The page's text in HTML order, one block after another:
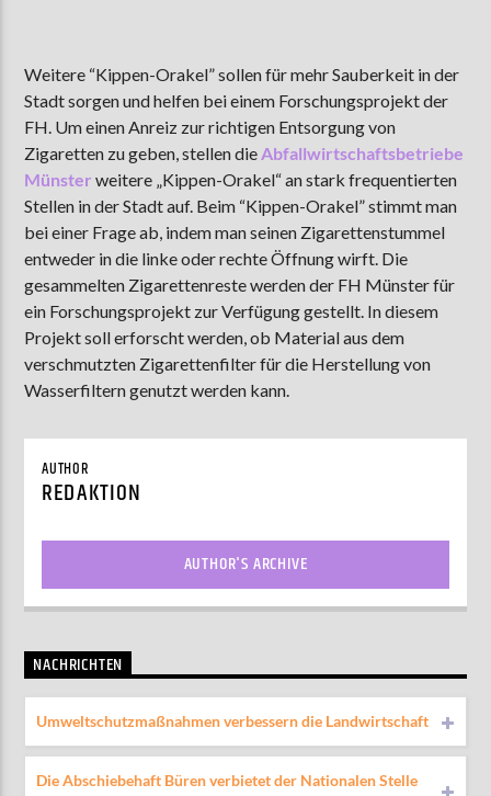
EIN GANZES LEBEN
ECKSTEIN
AKTUELLE SENDUNG
MOEBIUS
12:00 18:00
ZU HÖREN INMünster90,9 MHzSteinfurt103,9 MHz
Weitere “Kippen-Orakel” sollen für mehr Sauberkeit in der
Stadt sorgen und helfen bei einem Forschungsprojekt der
FH. Um einen Anreiz zur richtigen Entsorgung von
Zigaretten zu geben, stellen dieAbfallwirtschaftsbetriebe
Münster weitere „Kippen-Orakel“ an stark frequentierten
Stellen in der Stadt auf. Beim “Kippen-Orakel” stimmt man
bei einer Frage ab, indem man seinen Zigarettenstummel
entweder in die linke oder rechte Öffnung wirft. Die
gesammelten Zigarettenreste werden der FH Münster für
ein Forschungsprojekt zur Verfügung gestellt. In diesem
Projekt soll erforscht werden, ob Material aus dem
verschmutzten Zigarettenfilter für die Herstellung von
Wasserfiltern genutzt werden kann.
AUTHOR
REDAKTION
AUTHOR'S ARCHIVE
NACHRICHTEN
Umweltschutzmaßnahmen verbessern die Landwirtschaft
Die Abschiebehaft Büren verbietet der Nationalen Stelle